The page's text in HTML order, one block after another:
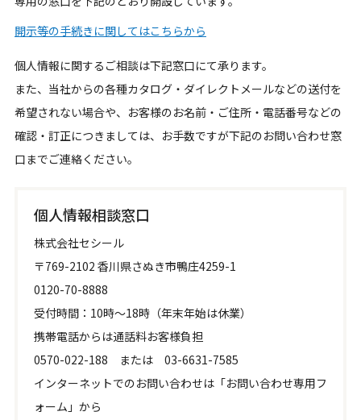
開示等の手続きに関してはこちらから
個人情報に関するご相談は下記窓口にて承ります。
また、当社からの各種カタログ・ダイレクトメールなどの送付を
希望されない場合や、お客様のお名前・ご住所・電話番号などの
確認・訂正につきましては、お手数ですが下記のお問い合わせ窓
口までご連絡ください。
個人情報相談窓口
株式会社セシール
〒769-2102 香川県さぬき市鴨庄4259-1
0120-70-8888
受付時間：10時～18時（年末年始は休業）
携帯電話からは通話料お客様負担
0570-022-188 または 03-6631-7585
インターネットでのお問い合わせは「お問い合わせ専用フ
ォーム」から